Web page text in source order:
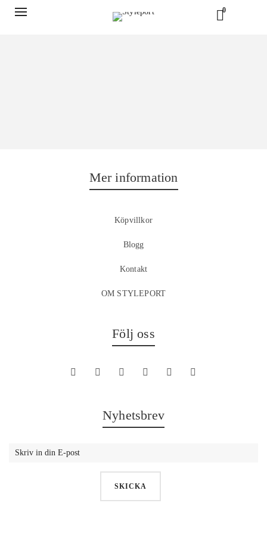
0
Mer information
Köpvillkor
Blogg
Kontakt
OM STYLEPORT
Följ oss
Nyhetsbrev